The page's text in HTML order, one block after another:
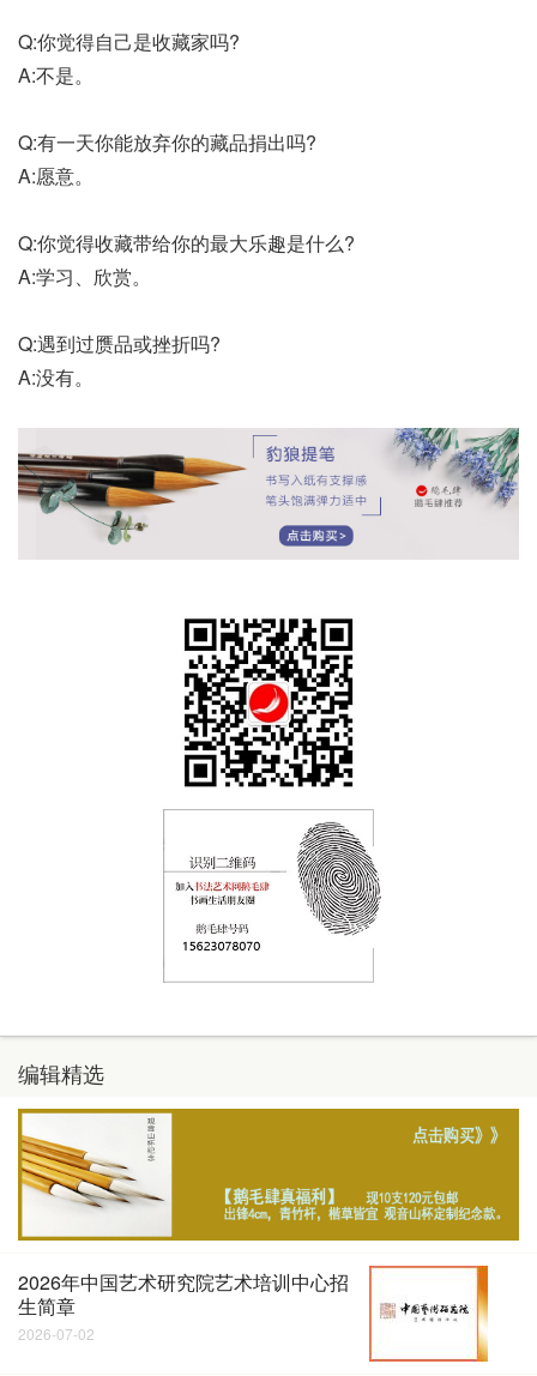
Q:你觉得自己是收藏家吗?
A:不是。
Q:有一天你能放弃你的藏品捐出吗?
A:愿意。
Q:你觉得收藏带给你的最大乐趣是什么?
A:学习、欣赏。
Q:遇到过赝品或挫折吗?
A:没有。
编辑精选
2026年中国艺术研究院艺术培训中心招
生简章
2026-07-02